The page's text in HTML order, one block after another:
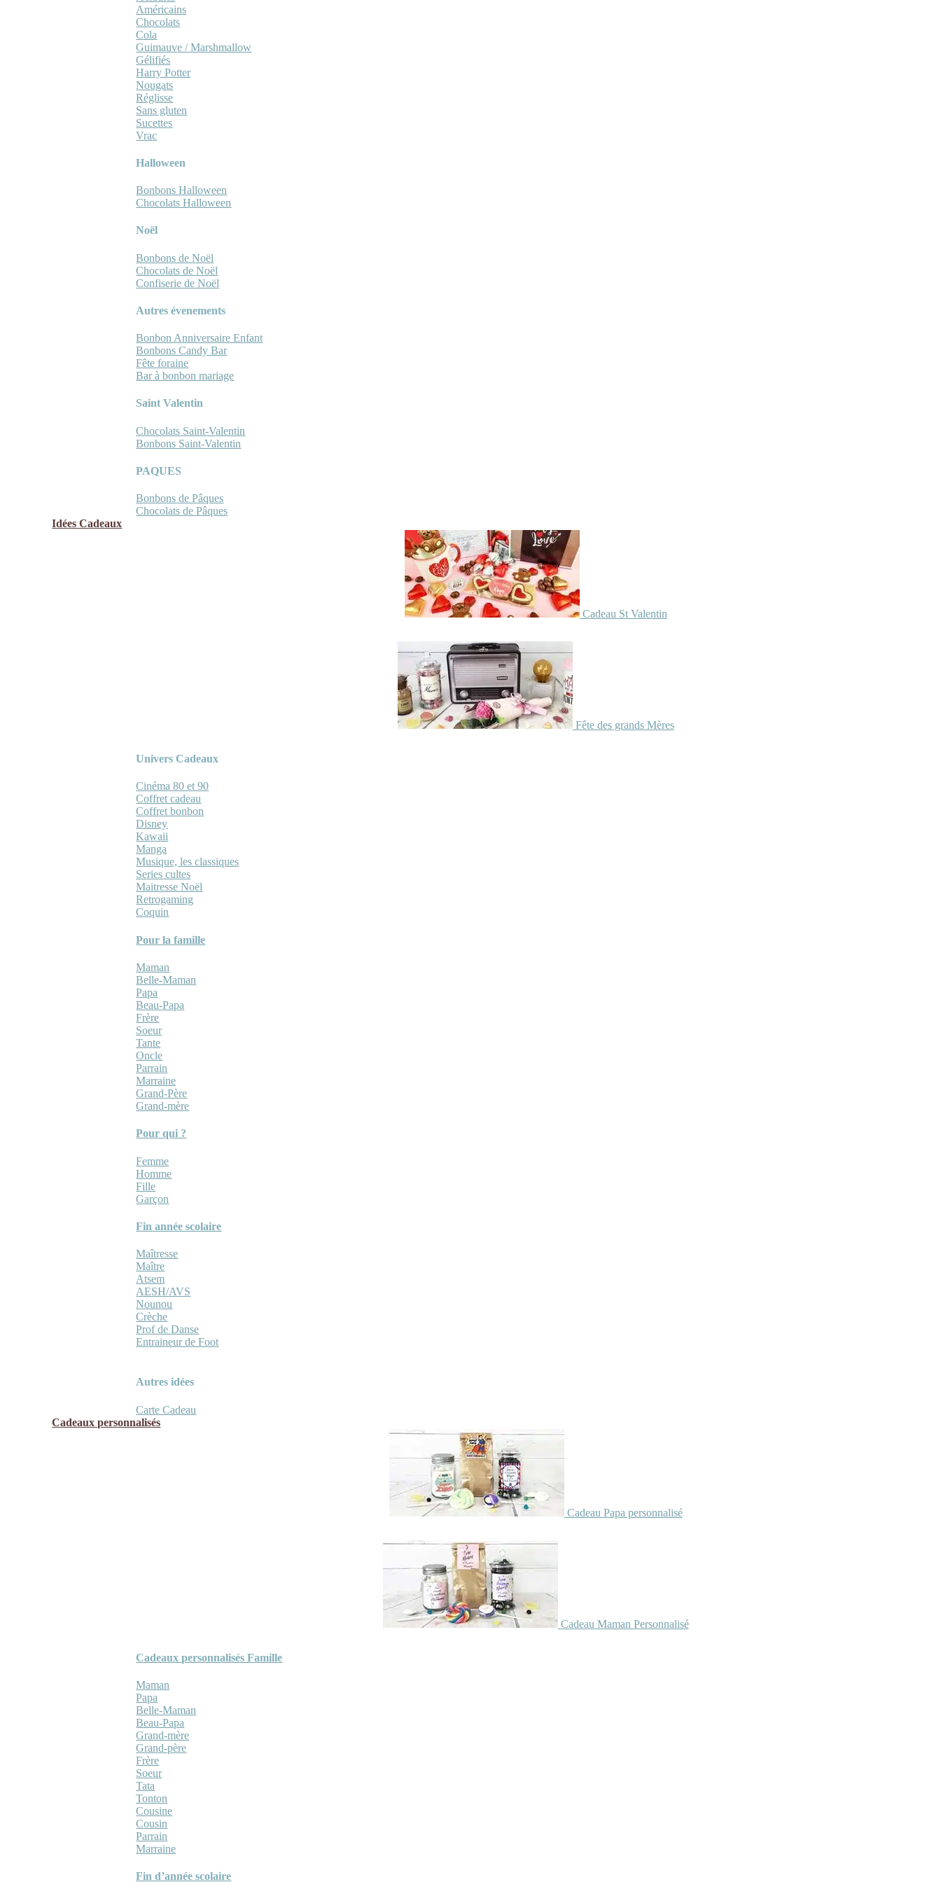
Américains
Chocolats
Cola
Guimauve / Marshmallow
Gélifiés
Harry Potter
Nougats
Réglisse
Sans gluten
Sucettes
Vrac
Halloween
Bonbons Halloween
Chocolats Halloween
Noël
Bonbons de Noël
Chocolats de Noël
Confiserie de Noël
Autres évenements
Bonbon Anniversaire Enfant
Bonbons Candy Bar
Fête foraine
Bar à bonbon mariage
Saint Valentin
Chocolats Saint-Valentin
Bonbons Saint-Valentin
PAQUES
Bonbons de Pâques
Chocolats de Pâques
Idées Cadeaux
Cadeau St Valentin
Fête des grands Mères
Univers Cadeaux
Cinéma 80 et 90
Coffret cadeau
Coffret bonbon
Disney
Kawaii
Manga
Musique, les classiques
Series cultes
Maitresse Noël
Retrogaming
Coquin
Pour la famille
Maman
Belle-Maman
Papa
Beau-Papa
Frère
Soeur
Tante
Oncle
Parrain
Marraine
Grand-Père
Grand-mère
Pour qui ?
Femme
Homme
Fille
Garçon
Fin année scolaire
Maîtresse
Maître
Atsem
AESH/AVS
Nounou
Crèche
Prof de Danse
Entraineur de Foot
Autres idées
Carte Cadeau
Cadeaux personnalisés
Cadeau Papa personnalisé
Cadeau Maman Personnalisé
Cadeaux personnalisés Famille
Maman
Papa
Belle-Maman
Beau-Papa
Grand-mère
Grand-père
Frère
Soeur
Tata
Tonton
Cousine
Cousin
Parrain
Marraine
Fin d’année scolaire